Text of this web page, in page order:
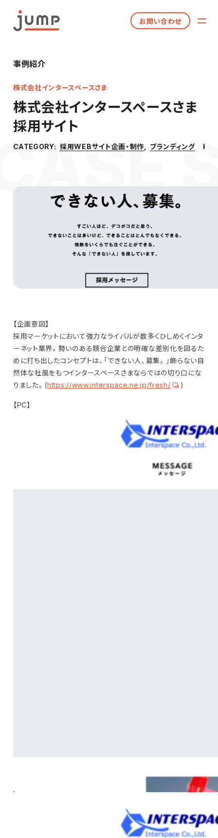
お問い合わせ
事例紹介
株式会社インタースペースさま
株式会社インタースペースさま
採用サイト
採用WEBサイト企画・制作 ブランディング
【企画意図】
採用マーケットにおいて強力なライバルが数多くひしめくインタ
ーネット業界。勢いのある競合企業との明確な差別化を図るた
めに打ち出したコンセプトは、「できない人、募集。」飾らない自
然体な社風をもつインタースペースさまならではの切り口にな
りました。(https://www.interspace.ne.jp/fresh/ )
【PC】